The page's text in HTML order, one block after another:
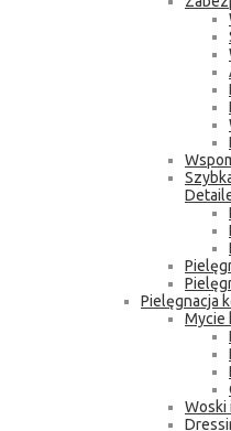
Pielęgnacja
Mycie
Woski